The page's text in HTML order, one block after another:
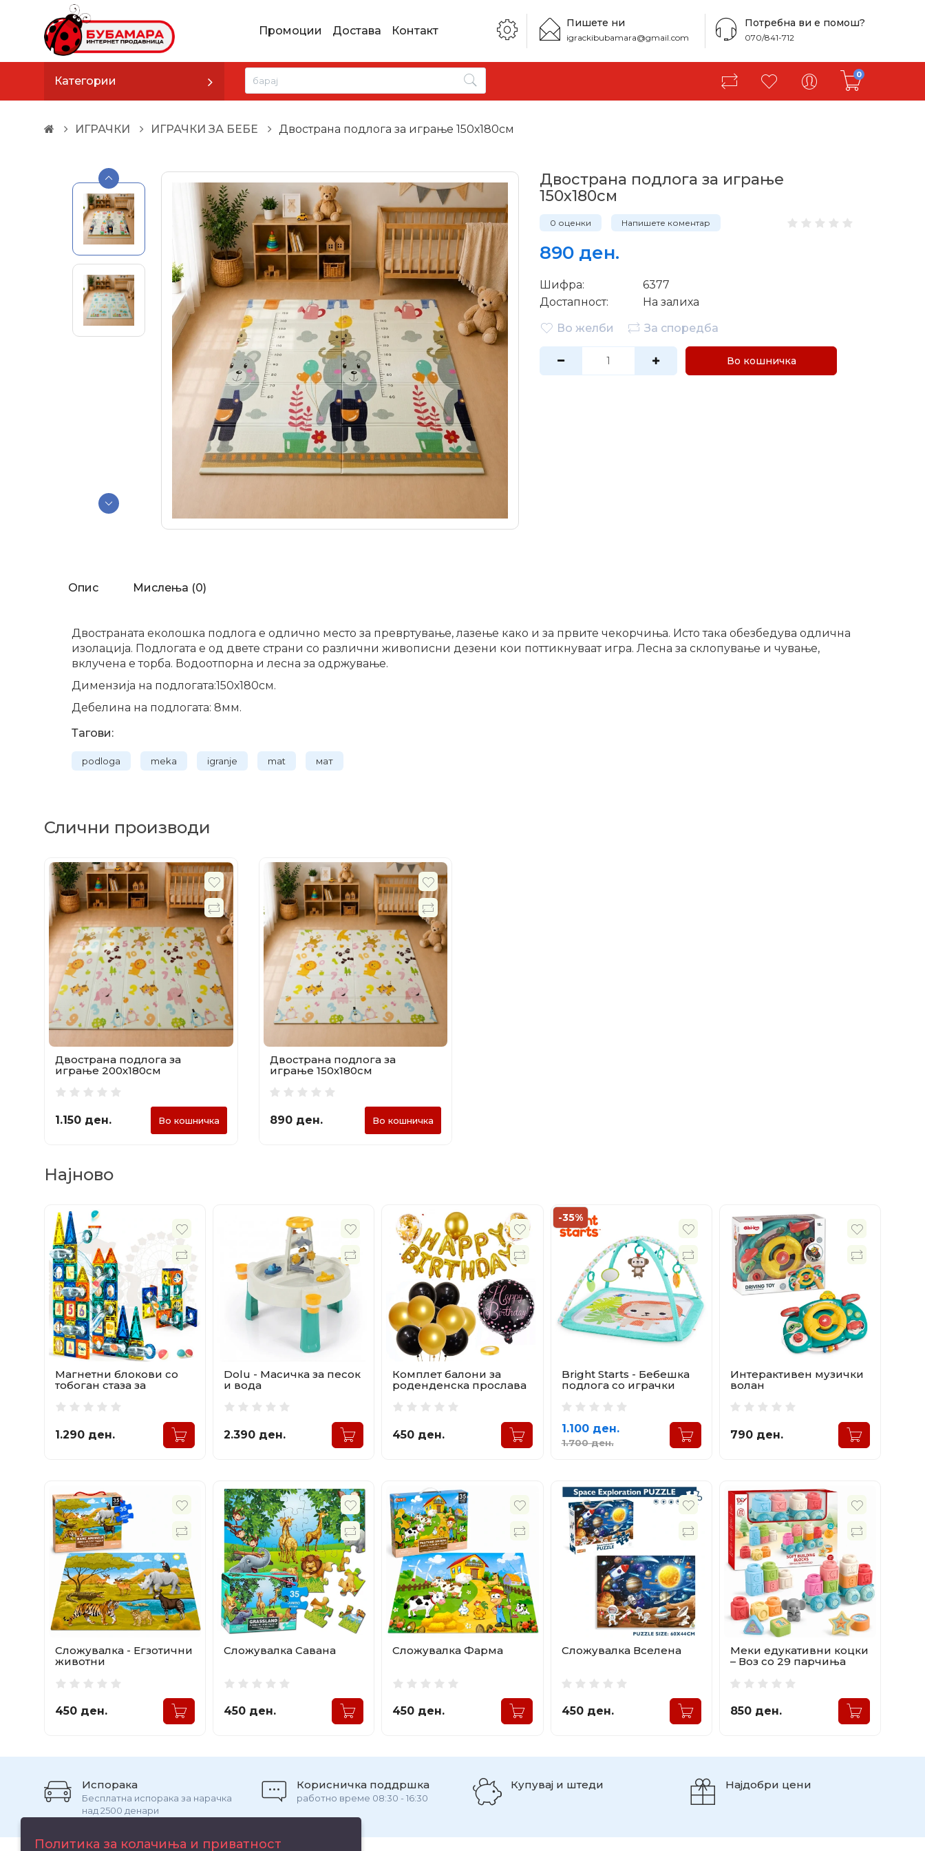
Промоции Достава Контакт
Потребна ви е помош?
070/841-712
Пишете ни
igrackibubamara@gmail.com
Категории 0
ИГРАЧКИ ИГРАЧКИ ЗА БЕБЕ Двострана подлога за играње 150х180см
Двострана подлога за играње
150х180см
0 оценки Напишете коментар
890 ден.
Шифра:
6377
Достапност:
На залиха
Во желби
За споредба
Во кошничка
Опис Мислења (0)
Двостраната еколошка подлога е одлично место за превртување, лазење како и за првите чекорчиња. Исто така обезбедува одлична
изолација. Подлогата е од двете страни со различни живописни дезени кои поттикнуваат игра. Лесна за склопување и чување,
вклучена е торба. Водоотпорна и лесна за одржување.
Димензија на подлогата:150х180см.
Дебелина на подлогата: 8мм.
Тагови:
podloga meka igranje mat мат
Слични производи
Двострана подлога за
играње 200х180см
1.150 ден. Во кошничка
Двострана подлога за
играње 150х180см
890 ден. Во кошничка
Најново
Магнетни блокови со
тобоган стаза за
1.290 ден.
Dolu - Масичка за песок
и вода
2.390 ден.
Комплет балони за
роденденска прослава
450 ден.
-35%
Bright Starts - Бебешка
подлога со играчки
1.100 ден.
1.700 ден.
Интерактивен музички
волан
790 ден.
Сложувалка - Егзотични
животни
450 ден.
Сложувалка Савана
450 ден.
Сложувалка Фарма
450 ден.
Сложувалка Вселена
450 ден.
Меки едукативни коцки
– Воз со 29 парчиња
850 ден.
Испорака
Бесплатна испорака за нарачка
над 2500 денари
Корисничка поддршка
работно време 08:30 - 16:30
Купувај и штеди Најдобри цени
Политика за колачиња и приватност